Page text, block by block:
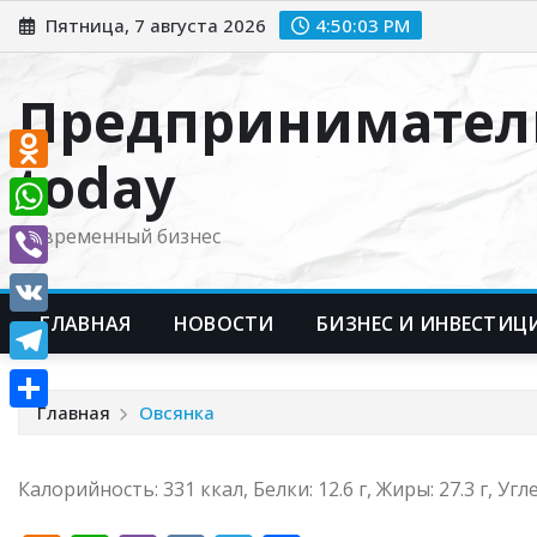
Перейти
к
Пятница, 7 августа 2026 4:50:04 PM
today
Современный бизнес
ГЛАВНАЯ НОВОСТИ БИЗНЕС И
Главная Овсянка
Калорийность: 331 ккал, Белки: 12.6 г, Жиры: 27.3 г,
Odnoklassniki
WhatsApp
Viber
VK
Telegram
Отправить